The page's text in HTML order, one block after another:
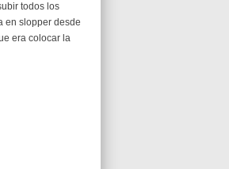
todos los
en slopper desde
era colocar la